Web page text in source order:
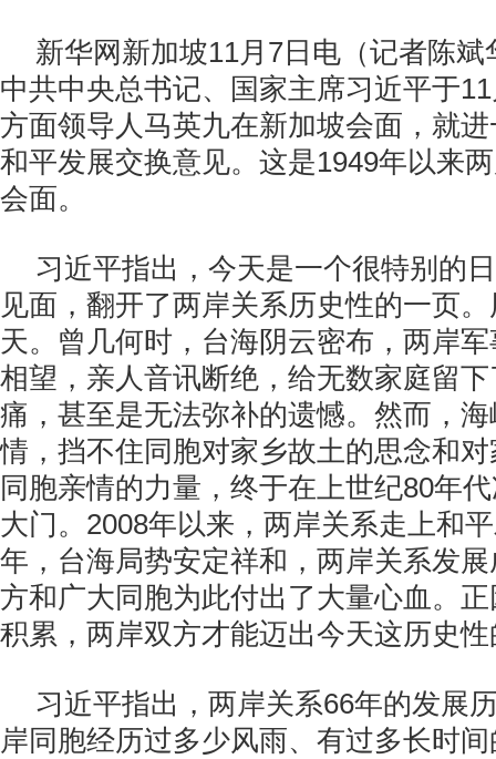
新华网新加坡11月 7日电（记者陈
中共中央总书记、国家主席习近平于11
方面领导人马英九在新加坡会面，就
和平发展交换意见。这是1949年以来
会面。
习近平指出，今天是一个很特别的
见面，翻开了两岸关系历史性的一页
天。曾几何时，台海阴云密布，两岸
相望，亲人音讯断绝，给无数家庭留
痛，甚至是无法弥补的遗憾。然而，
情，挡不住同胞对家乡故土的思念和
同胞亲情的力量，终于在上世纪80年
大门。 2008年以来，两岸关系走上和
年，台海局势安定祥和，两岸关系发
方和广大同胞为此付出了大量心血。
积累，两岸双方才能迈出今天这历史
习近平指出，两岸关系66年的发展
岸同胞经历过多少风雨、有过多长时